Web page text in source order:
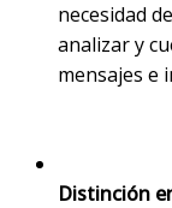
necesidad
analizar y
mensajes e
Distinción